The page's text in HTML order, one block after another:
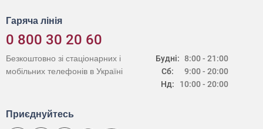
Гаряча лінія
0 800 30 20 60
Будні:
Сб:
Нд:
8:00 - 21:00
9:00 - 20:00
10:00 - 20:00
Безкоштовно зі стаціонарних і
мобільних телефонів в Україні
Приєднуйтесь